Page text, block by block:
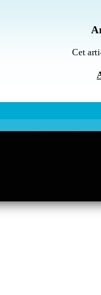
Cet